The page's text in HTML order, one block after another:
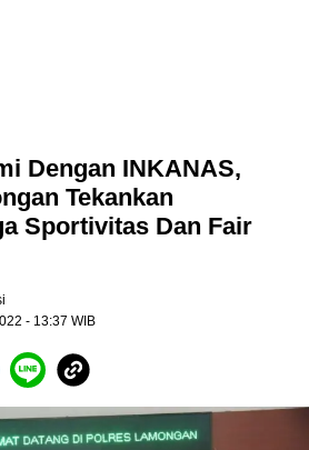
Dengan INKANAS,
Tekankan
Sportivitas Dan Fair
- 13:37 WIB